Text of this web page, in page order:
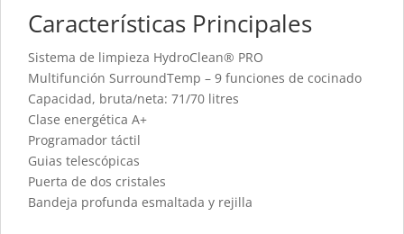
Características Principales
Sistema de limpieza HydroClean® PRO
Multifunción SurroundTemp – 9 funciones de cocinado
Capacidad, bruta/neta: 71/70 litres
Clase energética A+
Programador táctil
Guias telescópicas
Puerta de dos cristales
Bandeja profunda esmaltada y rejilla